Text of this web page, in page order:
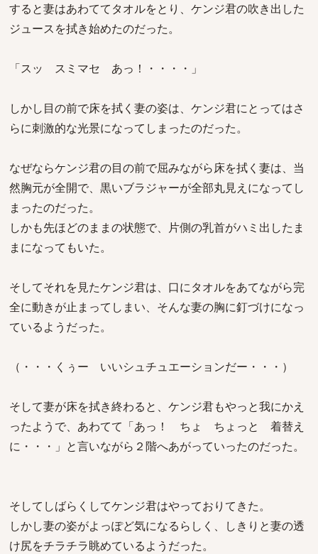
すると妻はあわててタオルをとり、ケンジ君の吹き出した
ジュースを拭き始めたのだった。
「スッ スミマセ あっ！・・・・」
しかし目の前で床を拭く妻の姿は、ケンジ君にとってはさ
らに刺激的な光景になってしまったのだった。
なぜならケンジ君の目の前で屈みながら床を拭く妻は、当
然胸元が全開で、黒いブラジャーが全部丸見えになってし
まったのだった。
しかも先ほどのままの状態で、片側の乳首がハミ出したま
まになってもいた。
そしてそれを見たケンジ君は、口にタオルをあてながら完
全に動きが止まってしまい、そんな妻の胸に釘づけになっ
ているようだった。
（・・・くぅー いいシュチュエーションだー・・・）
そして妻が床を拭き終わると、ケンジ君もやっと我にかえ
ったようで、あわてて「あっ！ ちょ ちょっと 着替え
に・・・」と言いながら２階へあがっていったのだった。
そしてしばらくしてケンジ君はやっておりてきた。
しかし妻の姿がよっぽど気になるらしく、しきりと妻の透
け尻をチラチラ眺めているようだった。